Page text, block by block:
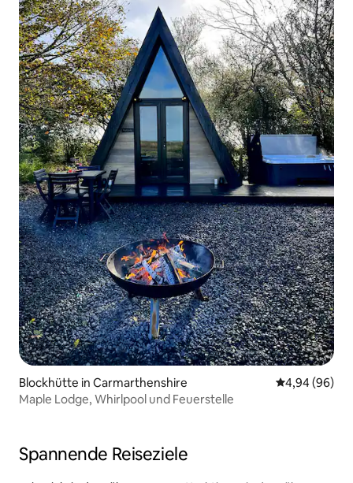
Blockhütte in Carmarthenshire
4,94 (96)
Maple Lodge, Whirlpool und Feuerstelle
Spannende Reiseziele